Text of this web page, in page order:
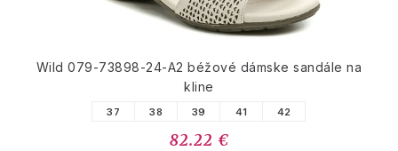
Wild 079-73898-24-A2 béžové dámske sandále na
kline
37 38 39 41 42
82.22 €